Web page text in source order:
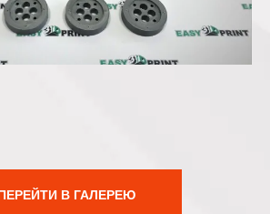
В ГАЛЕРЕЮ